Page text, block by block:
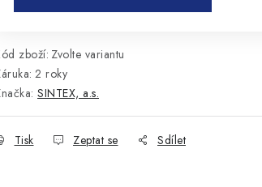
zboží: Zvolte variantu
: 2 roky
SINTEX, a.s.
Tisk Zeptat se Sdílet